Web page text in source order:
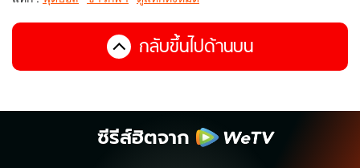
กลับขึ้นไปด้านบน
ซีรีส์ฮิตจาก